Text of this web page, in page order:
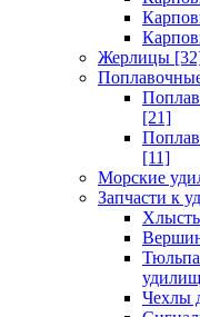
Жерлицы
[21]
[11]
Морские
Запчасти к
удилищ
Чехлы